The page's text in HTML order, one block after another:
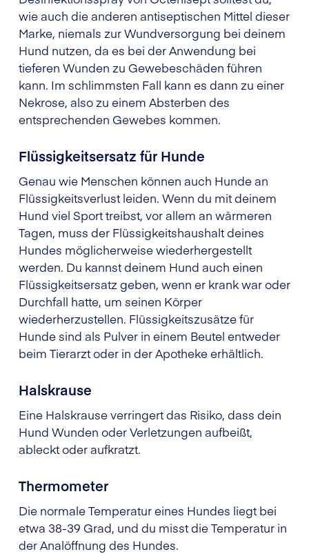
wie auch die anderen antiseptischen Mittel dieser
Marke, niemals zur Wundversorgung bei deinem
Hund nutzen, da es bei der Anwendung bei
tieferen Wunden zu Gewebeschäden führen
kann. Im schlimmsten Fall kann es dann zu einer
Nekrose, also zu einem Absterben des
entsprechenden Gewebes kommen.
Flüssigkeitsersatz für Hunde
Genau wie Menschen können auch Hunde an
Flüssigkeitsverlust leiden. Wenn du mit deinem
Hund viel Sport treibst, vor allem an wärmeren
Tagen, muss der Flüssigkeitshaushalt deines
Hundes möglicherweise wiederhergestellt
werden. Du kannst deinem Hund auch einen
Flüssigkeitsersatz geben, wenn er krank war oder
Durchfall hatte, um seinen Körper
wiederherzustellen. Flüssigkeitszusätze für
Hunde sind als Pulver in einem Beutel entweder
beim Tierarzt oder in der Apotheke erhältlich.
Halskrause
Eine Halskrause verringert das Risiko, dass dein
Hund Wunden oder Verletzungen aufbeißt,
ableckt oder aufkratzt.
Thermometer
Die normale Temperatur eines Hundes liegt bei
etwa 38-39 Grad, und du misst die Temperatur in
der Analöffnung des Hundes.